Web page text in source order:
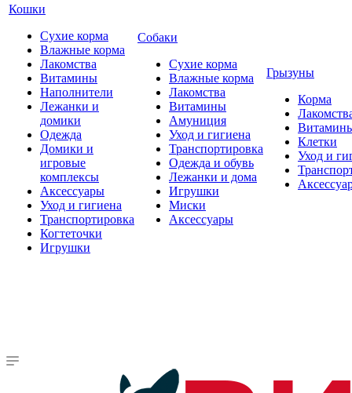
Кошки
Сухие корма
Влажные корма
Лакомства
Витамины
Наполнители
Лежанки и
домики
Одежда
Домики и
игровые
комплексы
Аксессуары
Уход и гигиена
Транспортировка
Когтеточки
Игрушки
Собаки
Сухие корма
Влажные корма
Лакомства
Витамины
Амуниция
Уход и гигиена
Транспортировка
Одежда и обувь
Лежанки и дома
Игрушки
Миски
Аксессуары
Грызуны
Корма
Клетки
Уход и